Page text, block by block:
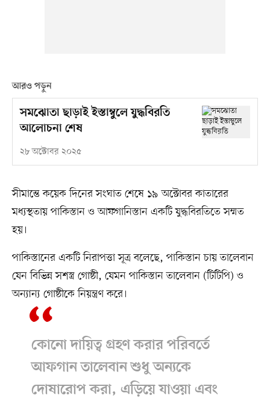
আরও পড়ুন
সমঝোতা ছাড়াই ইস্তাম্বুলে যুদ্ধবিরতি
আলোচনা শেষ
২৮ অক্টোবর ২০২৫
সীমান্তে কয়েক দিনের সংঘাত শেষে ১৯ অক্টোবর কাতারের
মধ্যস্থতায় পাকিস্তান ও আফগানিস্তান একটি যুদ্ধবিরতিতে সম্মত
হয়।
পাকিস্তানের একটি নিরাপত্তা সূত্র বলেছে, পাকিস্তান চায় তালেবান
যেন বিভিন্ন সশস্ত্র গোষ্ঠী, যেমন পাকিস্তান তালেবান (টিটিপি) ও
অন্যান্য গোষ্ঠীকে নিয়ন্ত্রণ করে।
কোনো দায়িত্ব গ্রহণ করার পরিবর্তে
আফগান তালেবান শুধু অন্যকে
দোষারোপ করা, এড়িয়ে যাওয়া এবং